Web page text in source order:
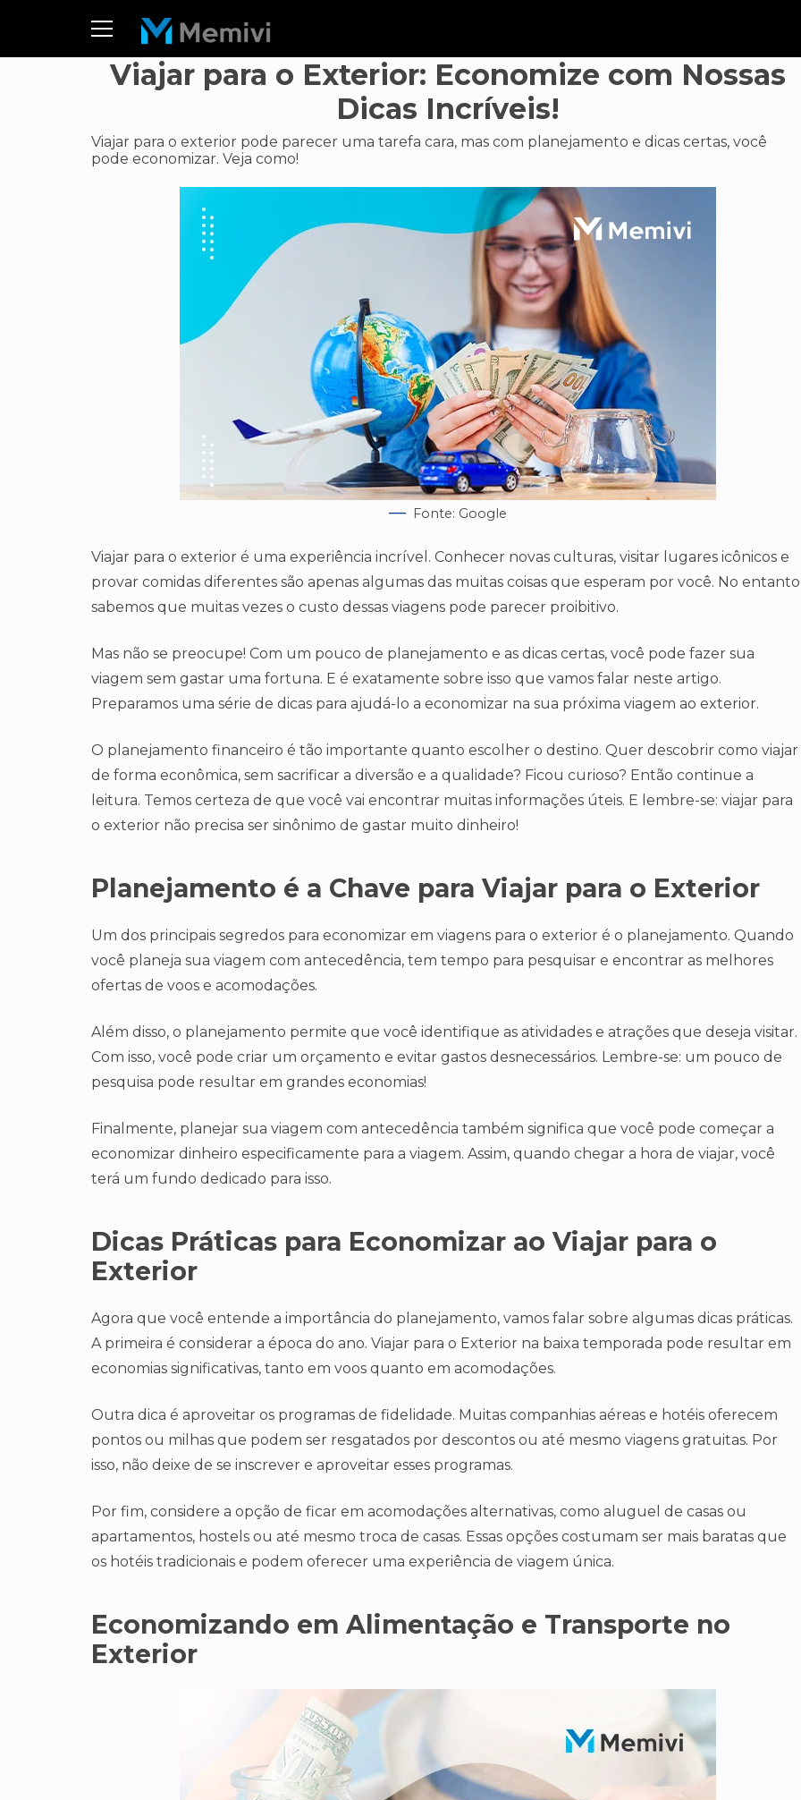
Viajar para o Exterior: Economize com Nossas
Dicas Incríveis!
Viajar para o exterior pode parecer uma tarefa cara, mas com planejamento e dicas certas, você
pode economizar. Veja como!
Fonte: Google
Viajar para o exterior é uma experiência incrível. Conhecer novas culturas, visitar lugares icônicos e
provar comidas diferentes são apenas algumas das muitas coisas que esperam por você. No
sabemos que muitas vezes o custo dessas viagens pode parecer proibitivo.
Mas não se preocupe! Com um pouco de planejamento e as dicas certas, você pode fazer sua
viagem sem gastar uma fortuna. E é exatamente sobre isso que vamos falar neste artigo.
Preparamos uma série de dicas para ajudá-lo a economizar na sua próxima viagem ao exterior.
O planejamento financeiro é tão importante quanto escolher o destino. Quer descobrir como viajar
de forma econômica, sem sacrificar a diversão e a qualidade? Ficou curioso? Então continue a
leitura. Temos certeza de que você vai encontrar muitas informações úteis. E lembre-se: viajar para
o exterior não precisa ser sinônimo de gastar muito dinheiro!
Planejamento é a Chave para Viajar para o Exterior
Um dos principais segredos para economizar em viagens para o exterior é o planejamento. Quando
você planeja sua viagem com antecedência, tem tempo para pesquisar e encontrar as melhores
ofertas de voos e acomodações.
Além disso, o planejamento permite que você identifique as atividades e atrações que deseja visitar.
Com isso, você pode criar um orçamento e evitar gastos desnecessários. Lembre-se: um pouco de
pesquisa pode resultar em grandes economias!
Finalmente, planejar sua viagem com antecedência também significa que você pode começar a
economizar dinheiro especificamente para a viagem. Assim, quando chegar a hora de viajar, você
terá um fundo dedicado para isso.
Dicas Práticas para Economizar ao Viajar para o
Exterior
Agora que você entende a importância do planejamento, vamos falar sobre algumas dicas práticas.
A primeira é considerar a época do ano. Viajar para o Exterior na baixa temporada pode resultar em
economias significativas, tanto em voos quanto em acomodações.
Outra dica é aproveitar os programas de fidelidade. Muitas companhias aéreas e hotéis oferecem
pontos ou milhas que podem ser resgatados por descontos ou até mesmo viagens gratuitas. Por
isso, não deixe de se inscrever e aproveitar esses programas.
Por fim, considere a opção de ficar em acomodações alternativas, como aluguel de casas ou
apartamentos, hostels ou até mesmo troca de casas. Essas opções costumam ser mais baratas que
os hotéis tradicionais e podem oferecer uma experiência de viagem única.
Economizando em Alimentação e Transporte no
Exterior